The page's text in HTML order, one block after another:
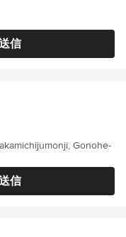
信
信
Gonohe-